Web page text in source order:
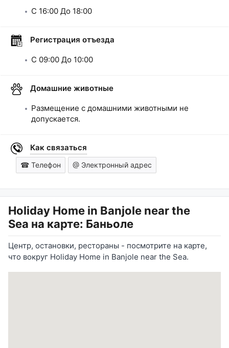
C 16:00 До 18:00
Регистрация отъезда
C 09:00 До 10:00
Домашние животные
Размещение с домашними животными не
допускается.
Как связаться
☎ Телефон @ Электронный адрес
Holiday Home in Banjole near the
Sea на карте: Баньоле
Центр, остановки, рестораны - посмотрите на карте,
что вокруг Holiday Home in Banjole near the Sea.